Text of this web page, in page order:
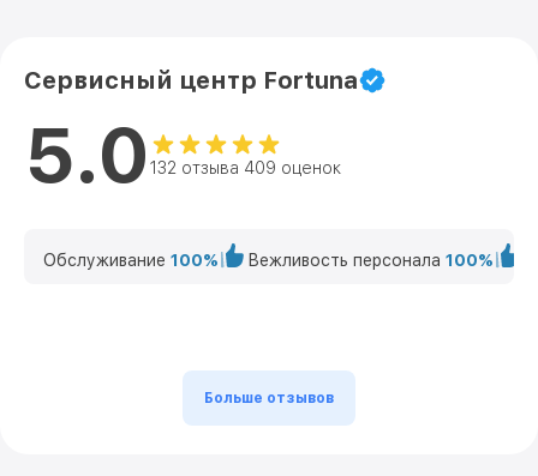
Сервисный центр Fortuna
5.0 132 отзыва 409 оценок
Обслуживание 100% Вежливость персонала 100%
Больше отзывов